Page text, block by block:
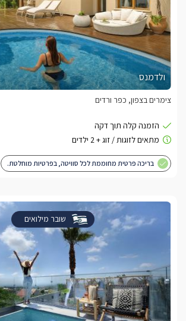
ולדמנס
צימרים בצפון, כפר ורדים
בריכה פרטית מחוממת לכל סוויטה, בפרטיות מוחלטת.
שובר מילואים